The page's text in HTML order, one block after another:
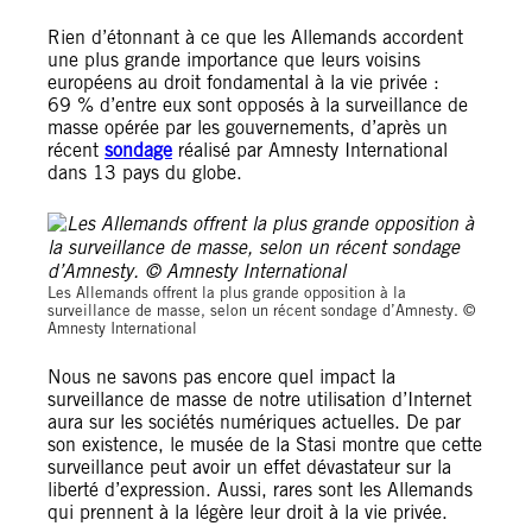
Rien d’étonnant à ce que les Allemands accordent
une plus grande importance que leurs voisins
européens au droit fondamental à la vie privée :
69 % d’entre eux sont opposés à la surveillance de
masse opérée par les gouvernements, d’après un
récent sondage réalisé par Amnesty International
dans 13 pays du globe.
Les Allemands offrent la plus grande opposition à la
surveillance de masse, selon un récent sondage d’Amnesty. ©
Amnesty International
Nous ne savons pas encore quel impact la
surveillance de masse de notre utilisation d’Internet
aura sur les sociétés numériques actuelles. De par
son existence, le musée de la Stasi montre que cette
surveillance peut avoir un effet dévastateur sur la
liberté d’expression. Aussi, rares sont les Allemands
qui prennent à la légère leur droit à la vie privée.